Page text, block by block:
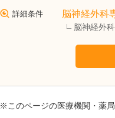
詳細条件 脳神経外科
脳神経外
※このページの医療機関・薬